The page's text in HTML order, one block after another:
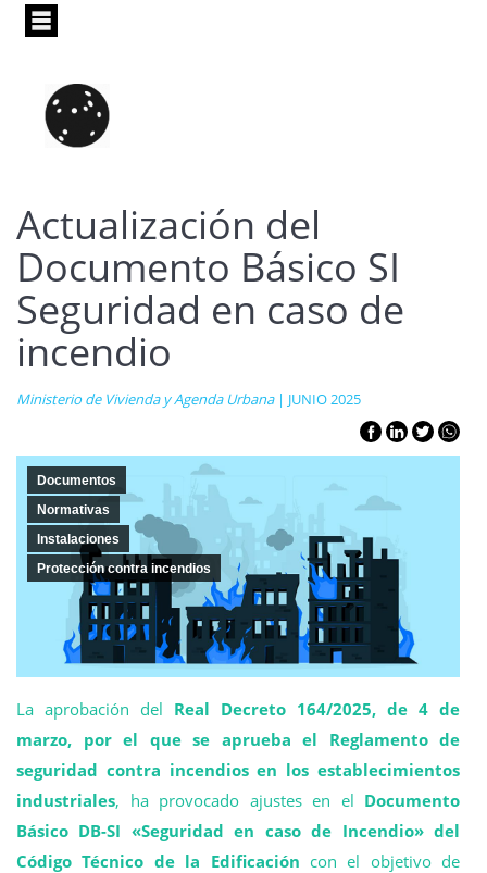
Pasar
principal
Actualización del
Documento Básico SI
Seguridad en caso de
incendio
Ministerio de Vivienda y Agenda Urbana| JUNIO 2025
Documentos
Normativas
Instalaciones
Protección contra incendios
La aprobación del Real Decreto 164/2025, de 4 de
marzo, por el que se aprueba el Reglamento de
seguridad contra incendios en los establecimientos
industriales, ha provocado ajustes en el Documento
Básico DB-SI «Seguridad en caso de Incendio» del
Código Técnico de la Edificación con el objetivo de